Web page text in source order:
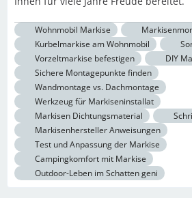
Wohnmobil Markise
Kurbelmarkise am Wohnmobil
Vorzeltmarkise befestigen
DIY
Sichere Montagepunkte finden
Wandmontage vs. Dachmontage
Werkzeug für Markiseninstallat
Markisen Dichtungsmaterial
Markisenhersteller Anweisungen
Test und Anpassung der Markise
Campingkomfort mit Markise
Outdoor-Leben im Schatten geni